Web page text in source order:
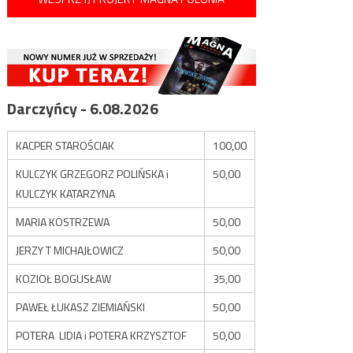
Darczyńcy - 6.08.2026
KACPER STAROŚCIAK
100,00
KULCZYK GRZEGORZ POLIŃSKA i
KULCZYK KATARZYNA
50,00
MARIA KOSTRZEWA
50,00
JERZY T MICHAJŁOWICZ
50,00
KOZIOŁ BOGUSŁAW
35,00
PAWEŁ ŁUKASZ ZIEMIAŃSKI
50,00
POTERA LIDIA i POTERA KRZYSZTOF
50,00